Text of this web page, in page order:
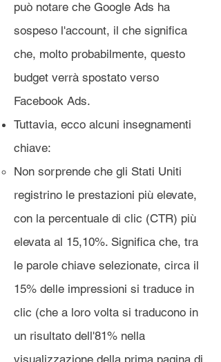
può notare che Google Ads ha
sospeso l'account, il che significa
che, molto probabilmente, questo
budget verrà spostato verso
Facebook Ads.
Tuttavia, ecco alcuni insegnamenti
chiave:
Non sorprende che gli Stati Uniti
registrino le prestazioni più elevate,
con la percentuale di clic (CTR) più
elevata al 15,10%. Significa che, tra
le parole chiave selezionate, circa il
15% delle impressioni si traduce in
clic (che a loro volta si traducono in
un risultato dell'81% nella
visualizzazione della prima pagina di